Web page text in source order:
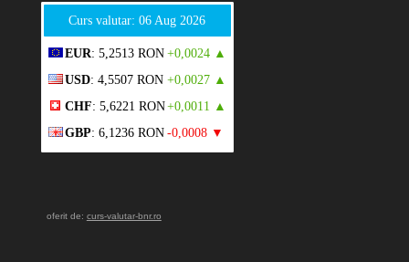
Curs valutar: 06 Aug 2026
EUR: 5,2513 RON +0,0024 ▲
USD: 4,5507 RON +0,0027 ▲
CHF: 5,6221 RON+0,0011 ▲
GBP: 6,1236 RON -0,0008 ▼
oferit de: curs-valutar-bnr.ro